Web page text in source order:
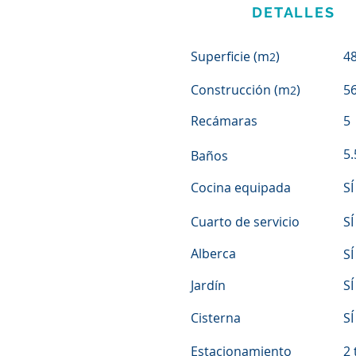
DETALLES
Superficie (m2)
Construcción (m2)
Recámaras
5
Baños
Cocina equipada
SÍ
Cuarto de servicio
SÍ
Alberca
SÍ
Jardín
SÍ
Cisterna
SÍ
Estacionamiento
2